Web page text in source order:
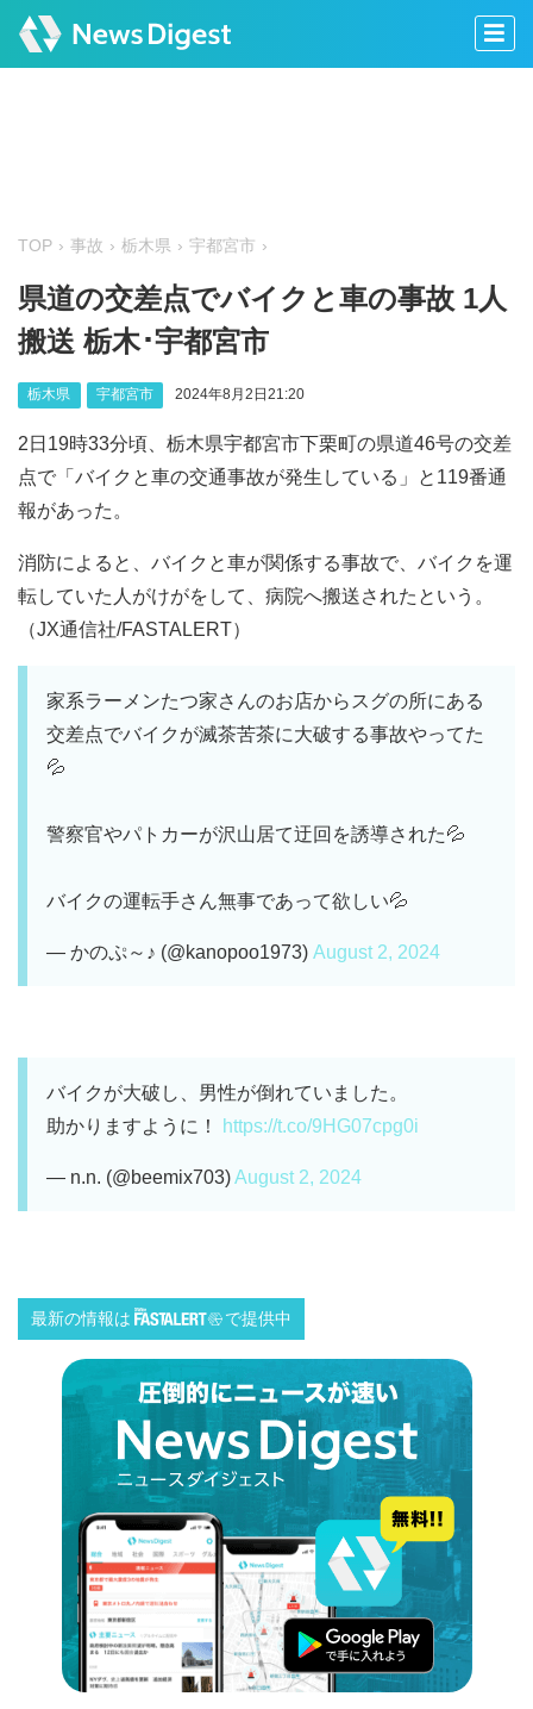
TOP 事故 栃木県 宇都宮市
県道の交差点でバイクと車の事故 1人
搬送 栃木･宇都宮市
栃木県 宇都宮市 2024年8月2日21:20
2日19時33分頃、栃木県宇都宮市下栗町の県道46号の交差
点で「バイクと車の交通事故が発生している」と119番通
報があった。
消防によると、バイクと車が関係する事故で、バイクを運
転していた人がけがをして、病院へ搬送されたという。
（JX通信社/FASTALERT）
家系ラーメンたつ家さんのお店からスグの所にある
交差点でバイクが滅茶苦茶に大破する事故やってた
💦
警察官やパトカーが沢山居て迂回を誘導された💦
バイクの運転手さん無事であって欲しい💦
— かのぷ～♪ (@kanopoo1973) August 2, 2024
バイクが大破し、男性が倒れていました。
助かりますように！
https://t.co/9HG07cpg0i
— n.n. (@beemix703)August 2, 2024
最新の情報は で提供中